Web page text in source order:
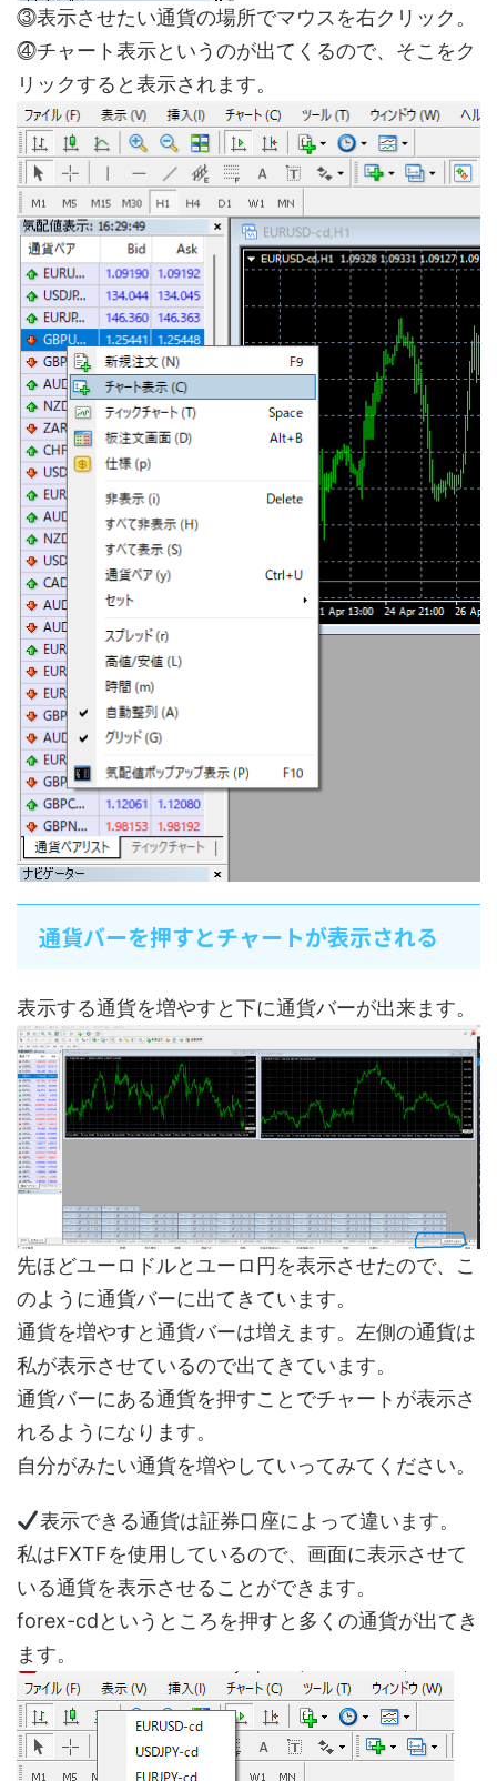
⓷表示させたい通貨の場所でマウスを右クリック。
⓸チャート表示というのが出てくるので、そこをク
リックすると表示されます。
通貨バーを押すとチャートが表示される
表示する通貨を増やすと下に通貨バーが出来ます。
先ほどユーロドルとユーロ円を表示させたので、こ
のように通貨バーに出てきています。
通貨を増やすと通貨バーは増えます。左側の通貨は
私が表示させているので出てきています。
通貨バーにある通貨を押すことでチャートが表示さ
れるようになります。
自分がみたい通貨を増やしていってみてください。
表示できる通貨は証券口座によって違います。
私はFXTFを使用しているので、画面に表示させて
いる通貨を表示させることができます。
forex-cdというところを押すと多くの通貨が出てき
ます。